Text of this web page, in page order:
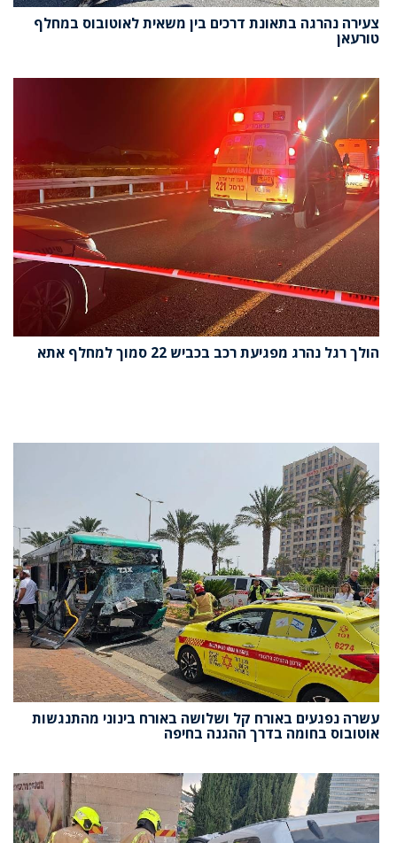
צעירה נהרגה בתאונת דרכים בין משאית לאוטובוס במחלף
טורעאן
הולך רגל נהרג מפגיעת רכב בכביש 22 סמוך למחלף אתא
עשרה נפגעים באורח קל ושלושה באורח בינוני מהתנגשות
אוטובוס בחומה בדרך ההגנה בחיפה